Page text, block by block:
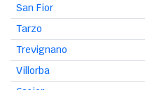
San Fior
Tarzo
Trevignano
Villorba